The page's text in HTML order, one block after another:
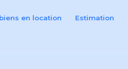
en location Estimation